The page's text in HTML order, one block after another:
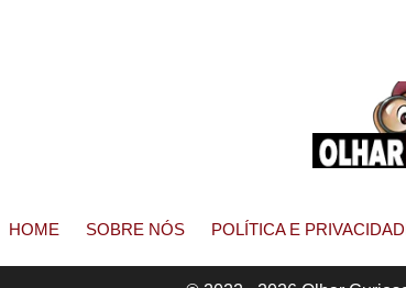
HOME SOBRE NÓS POLÍTICA E